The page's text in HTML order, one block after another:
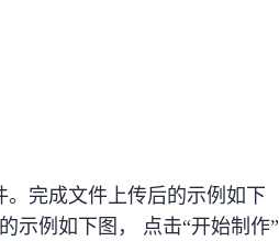
。完成文件上传后的示例如下
示例如下图， 点击“开始制作”